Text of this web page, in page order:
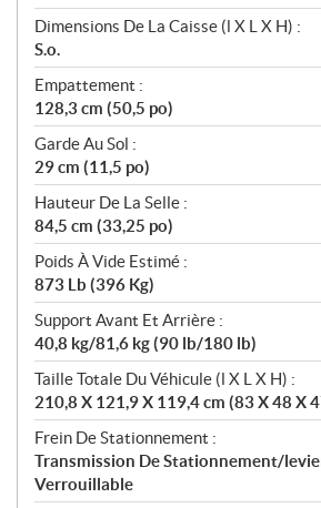
Dimensions De La Caisse (l X L X H) :
S.o.
Empattement :
128,3 cm (50,5 po)
Garde Au Sol :
29 cm (11,5 po)
Hauteur De La Selle :
84,5 cm (33,25 po)
Poids À Vide Estimé :
873 Lb (396 Kg)
Support Avant Et Arrière :
40,8 kg/81,6 kg (90 lb/180 lb)
Taille Totale Du Véhicule (l X L X H) :
210,8 X 121,9 X 119,4 cm (83 X 48 X
Frein De Stationnement :
Transmission De Stationnement/
Verrouillable